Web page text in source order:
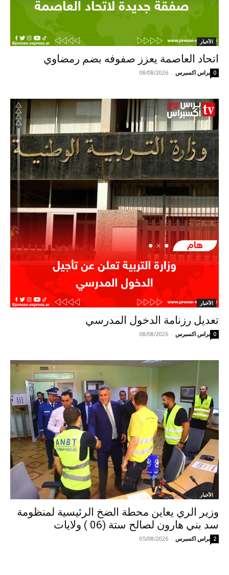
الأخبار
اتحاد العاصمة يعزز صفوفه بضم رمضاوي
براس اكسبرس -
08/08/2026 0
الأخبار
تعديل رزنامة الدخول المدرسي
براس اكسبرس -
08/08/2026 0
الأخبار
وزير الري يعاين محطة الضخ الرئيسية لمنظومة
سد بني هارون لصالح ستة (06 ) ولايات
براس اكسبرس -
05/08/2026 2